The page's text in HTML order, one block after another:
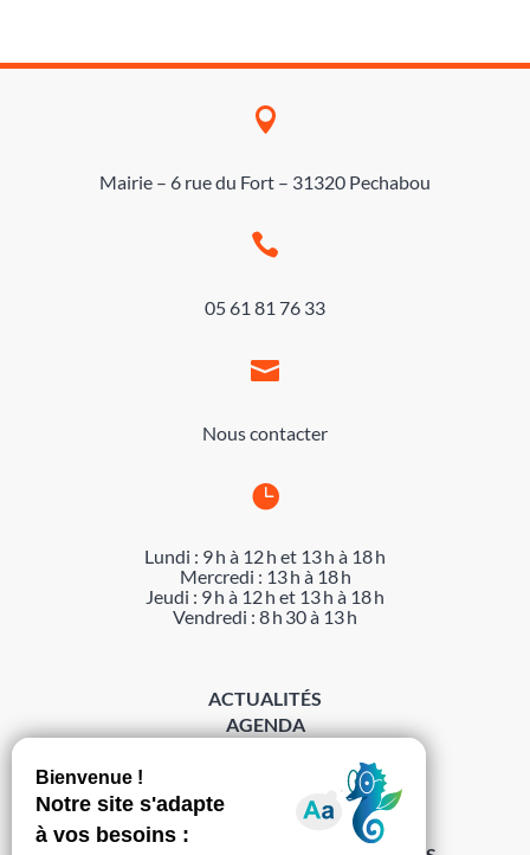

Mairie – 6 rue du Fort – 31320 Pechabou

05 61 81 76 33

Nous contacter

Lundi : 9 h à 12 h et 13 h à 18 h
Mercredi : 13 h à 18 h
Jeudi : 9 h à 12 h et 13 h à 18 h
Vendredi : 8 h 30 à 13 h
ACTUALITÉS
AGENDA
MENTIONS LÉGALES
PROTECTION DES DONNÉES